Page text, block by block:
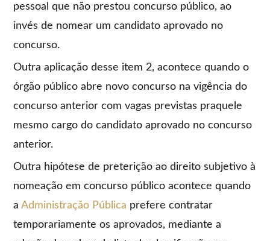
pessoal que não prestou concurso público, ao
invés de nomear um candidato aprovado no
concurso.
Outra aplicação desse item 2, acontece quando o
órgão público abre novo concurso na vigência do
concurso anterior com vagas previstas praquele
mesmo cargo do candidato aprovado no concurso
anterior.
Outra hipótese de preterição ao direito subjetivo à
nomeação em concurso público acontece quando
aAdministração Pública prefere contratar
temporariamente os aprovados, mediante a